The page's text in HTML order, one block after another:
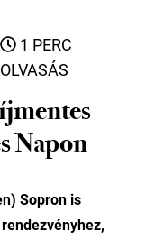
1 PERC
OLVASÁS
Napon
Sopron is